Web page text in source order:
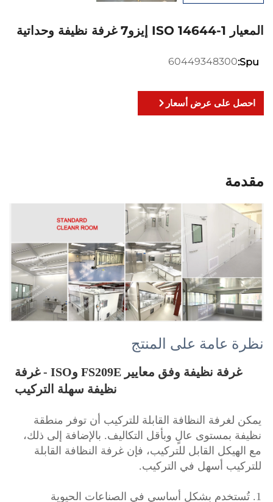
المعيار ISO 14644-1 إيزو7 غرفة نظيفة وحداتية
Spu:
60449348300
احصل على عرض أسعار
مقدمة
نظرة عامة على المنتج
نظيفة سهلة التركيب
للتركيب أسهل في التركيب.